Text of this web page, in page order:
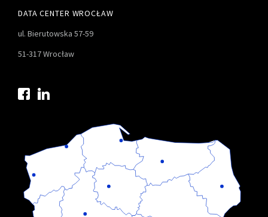
DATA CENTER WROCŁAW
ul. Bierutowska 57-59
51-317 Wrocław